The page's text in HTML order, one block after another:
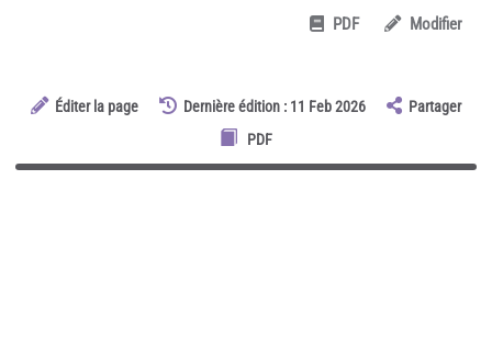
PDF Modifier
Éditer la page Dernière édition : 11 Feb 2026
Partager
PDF